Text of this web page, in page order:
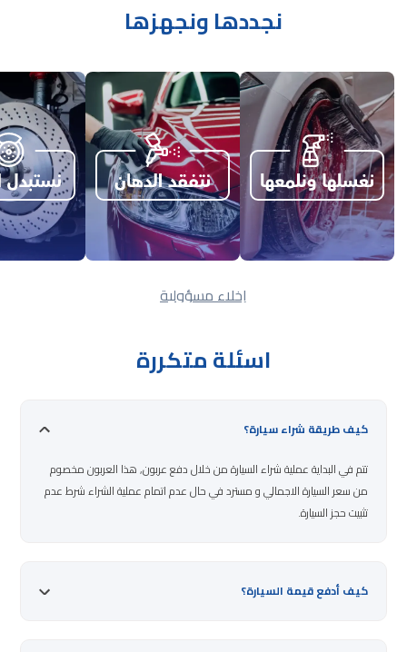
نجددها ونجهزها
إخلاء مسؤولية
اسئلة متكررة
كيف طريقة شراء سيارة؟
تتم في البداية عملية شراء السيارة من خلال دفع عربون, هذا العربون مخصوم
من سعر السيارة الاجمالي و مسترد في حال عدم اتمام عملية الشراء شرط عدم
تثبيت حجز السيارة.
كيف أدفع قيمة السيارة؟